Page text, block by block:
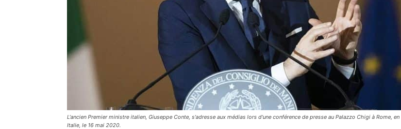
L'ancien Premier ministre italien, Giuseppe Conte, s'adresse aux médias lors d'une conférence de presse au Palazzo Chigi à Rome, en
Italie, le 16 mai 2020.